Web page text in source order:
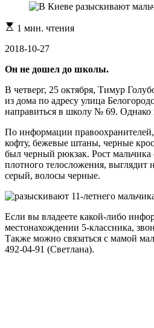
Расчетное
чтения
1 мин. чтения
2018-10-27
Он не дошел до школы.
В четверг, 25 октября, Тимур
из дома по адресу улица
направиться в школу № 69. Однако
По информации
кофту, бежевые штаны, черные
был черный рюкзак. Рост мальчика
плотного телосложения, выглядит
серый, волосы черные.
Если вы владеете какой-либо
местонахождении 5-классника,
Также можно связаться с мамой
492-04-91 (Светлана).